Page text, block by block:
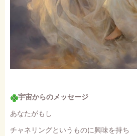
宇宙からのメッセージ
あなたがもし
チャネリングというものに興味を持ち